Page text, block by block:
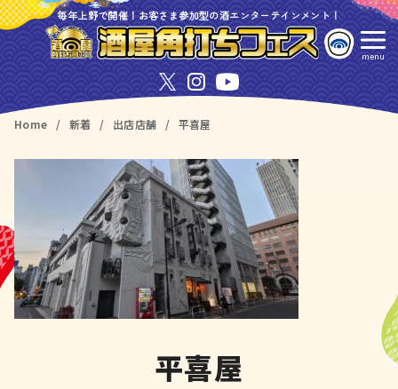
コ
ン
ツ
毎年上野で開催！お客さま参加型の酒エンターテインメント！
Home 新着 出店店舗 平喜屋
平喜屋